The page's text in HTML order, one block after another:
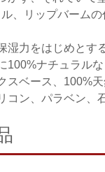
、リップバーム
湿力をはじめとす
100%ナチュラルな
スベース、100%天
コン、パラベン、